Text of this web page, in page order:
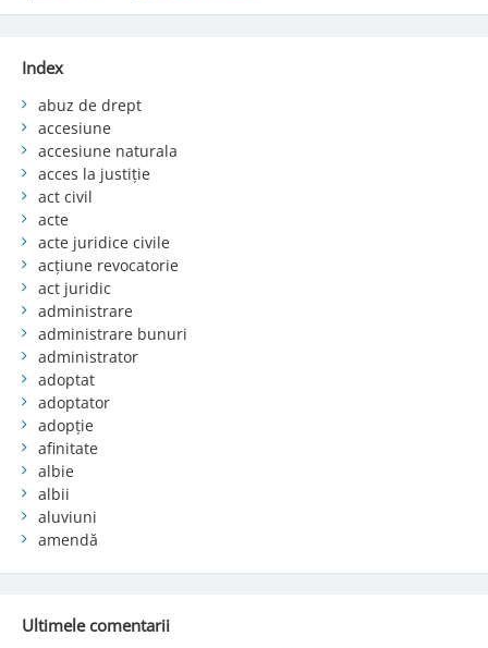
Index
abuz de drept
accesiune
accesiune naturala
acces la justiție
act civil
acte
acte juridice civile
acțiune revocatorie
act juridic
administrare
administrare bunuri
administrator
adoptat
adoptator
adopție
afinitate
albie
albii
aluviuni
amendă
Ultimele comentarii